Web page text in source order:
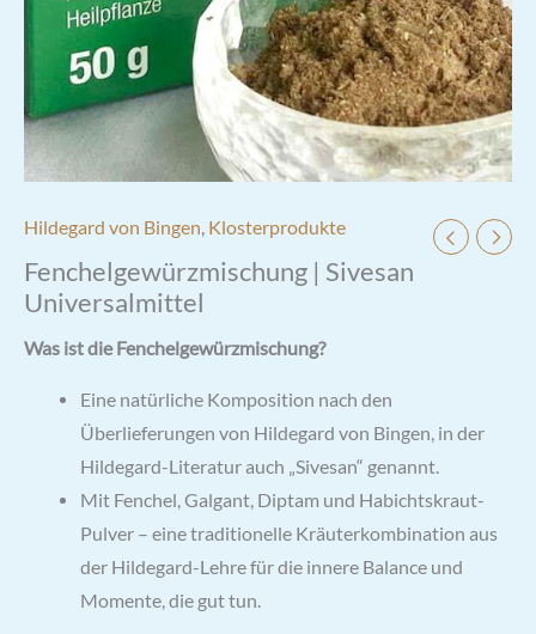
Hildegard von Bingen, Klosterprodukte
Fenchelgewürzmischung | Sivesan
Universalmittel
Was ist die Fenchelgewürzmischung?
Eine natürliche Komposition nach den
Überlieferungen von Hildegard von Bingen, in der
Hildegard-Literatur auch „Sivesan“ genannt.
Mit Fenchel, Galgant, Diptam und Habichtskraut-
Pulver – eine traditionelle Kräuterkombination aus
der Hildegard-Lehre für die innere Balance und
Momente, die gut tun.